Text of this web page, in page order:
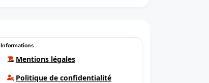
Informations
Mentions légales
Politique de confidentialité